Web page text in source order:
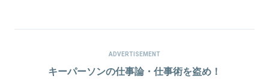
ADVERTISEMENT
キーパーソンの仕事論・仕事術を盗め！